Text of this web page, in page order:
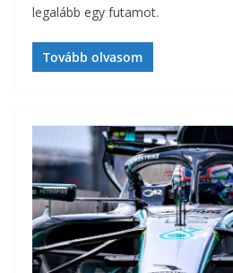
legalább egy futamot.
Tovább olvasom